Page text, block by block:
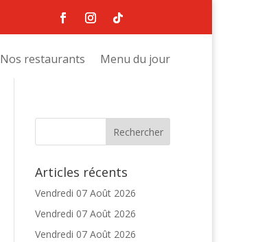
Nos restaurants Menu du jour
Articles récents
Vendredi 07 Août 2026
Vendredi 07 Août 2026
Vendredi 07 Août 2026